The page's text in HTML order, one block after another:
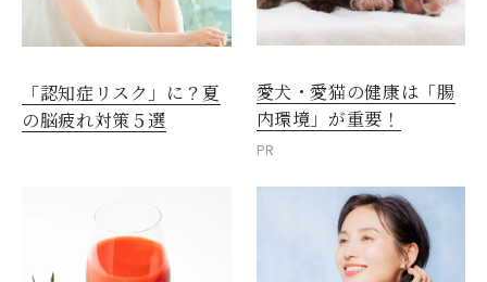
「認知症リスク」に？夏
の脳疲れ対策５選
愛犬・愛猫の健康は「腸
内環境」が重要！
PR